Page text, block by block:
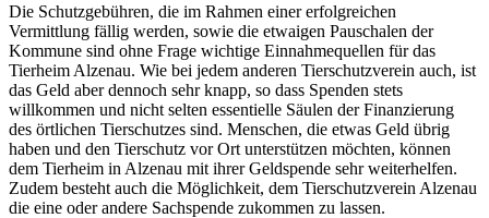
Die Schutzgebühren, die im Rahmen einer erfolgreichen
Vermittlung fällig werden, sowie die etwaigen Pauschalen der
Kommune sind ohne Frage wichtige Einnahmequellen für das
Tierheim Alzenau. Wie bei jedem anderen Tierschutzverein auch, ist
das Geld aber dennoch sehr knapp, so dass Spenden stets
willkommen und nicht selten essentielle Säulen der Finanzierung
des örtlichen Tierschutzes sind. Menschen, die etwas Geld übrig
haben und den Tierschutz vor Ort unterstützen möchten, können
dem Tierheim in Alzenau mit ihrer Geldspende sehr weiterhelfen.
Zudem besteht auch die Möglichkeit, dem Tierschutzverein Alzenau
die eine oder andere Sachspende zukommen zu lassen.